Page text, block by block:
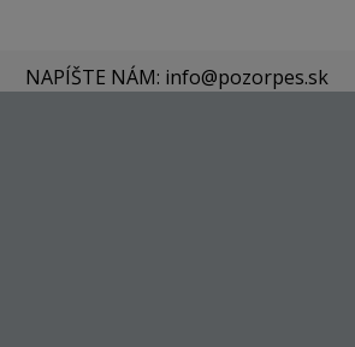
NAPÍŠTE NÁM: info@pozorpes.sk